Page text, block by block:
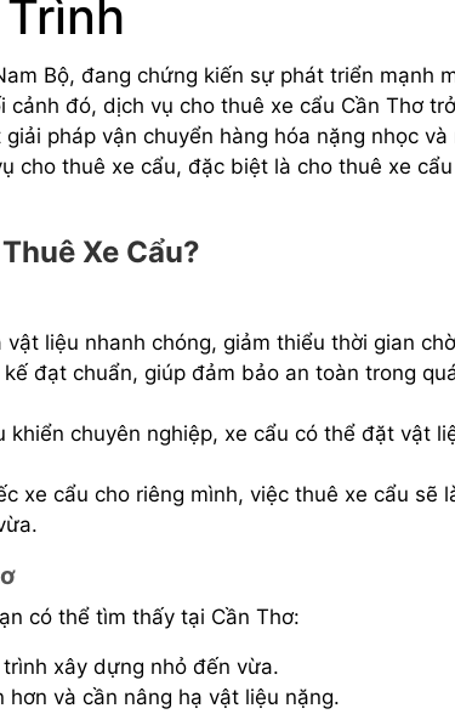
Bộ, đang chứng kiến sự phát triển mạnh
đó, dịch vụ cho thuê xe cẩu Cần Thơ
pháp vận chuyển hàng hóa nặng nhọc và
cho thuê xe cẩu, đặc biệt là cho thuê xe
Xe Cẩu?
vật liệu nhanh chóng, giảm thiểu thời gian
đạt chuẩn, giúp đảm bảo an toàn trong
khiển chuyên nghiệp, xe cẩu có thể đặt vật
xe cẩu cho riêng mình, việc thuê xe cẩu sẽ
có thể tìm thấy tại Cần Thơ:
xây dựng nhỏ đến vừa.
và cần nâng hạ vật liệu nặng.